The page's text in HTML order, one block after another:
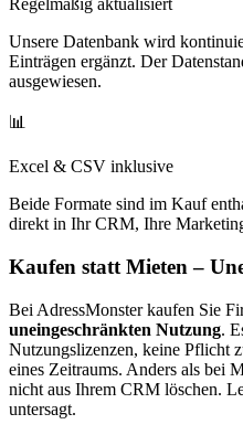
Regelmäßig aktualisiert
Unsere Datenbank wird
Einträgen ergänzt. Der
ausgewiesen.
📊
Excel & CSV inklusive
Beide Formate sind im Kauf
direkt in Ihr CRM, Ihre
Kaufen statt Mieten –
Bei AdressMonster kaufen Sie
uneingeschränkten Nutzung.
Nutzungslizenzen, keine Pflicht
eines Zeitraums. Anders als bei
nicht aus Ihrem CRM löschen.
untersagt.